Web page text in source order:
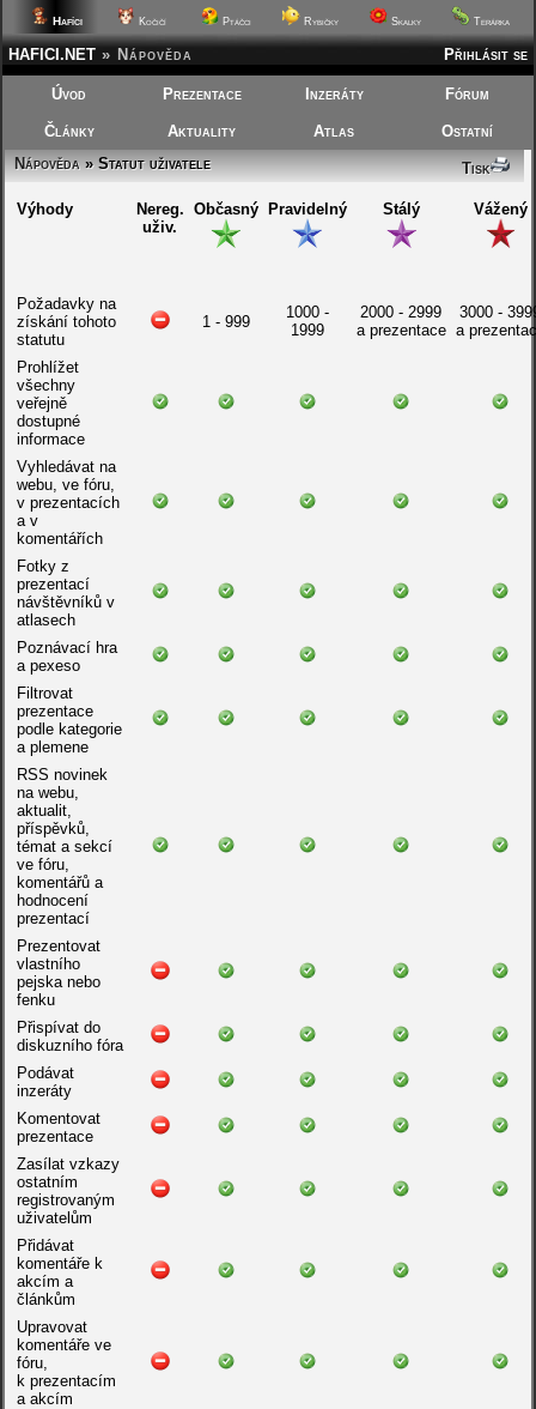
Hafíci Kočičí Ptáčci Rybičky Skalky Terárka
Přihlásit se
HAFICI.NET » Nápověda
Úvod Prezentace Inzeráty Fórum
Články Aktuality Atlas
Ostatní
Nápověda» Statut uživatele Tisk
Výhody
Nereg.
uživ.
Občasný Pravidelný Stálý Vážený
Požadavky na
získání tohoto
statutu
1 - 999
1000 -
1999
2000 - 2999
a prezentace
3000 -
a
Prohlížet
všechny
veřejně
dostupné
informace
Vyhledávat na
webu, ve fóru,
v prezentacích
a v
komentářích
Fotky z
prezentací
návštěvníků v
atlasech
Poznávací hra
a pexeso
Filtrovat
prezentace
podle kategorie
a plemene
RSS novinek
na webu,
aktualit,
příspěvků,
témat a sekcí
ve fóru,
komentářů a
hodnocení
prezentací
Prezentovat
vlastního
pejska nebo
fenku
Přispívat do
diskuzního fóra
Podávat
inzeráty
Komentovat
prezentace
Zasílat vzkazy
ostatním
registrovaným
uživatelům
Přidávat
komentáře k
akcím a
článkům
Upravovat
komentáře ve
fóru,
k prezentacím
a akcím